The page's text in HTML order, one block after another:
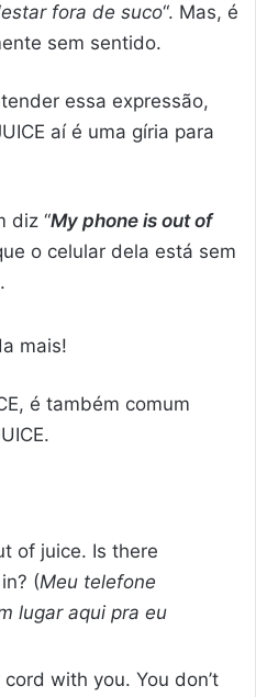
estar fora de suco“. Mas, é
sem sentido.
essa expressão,
aí é uma gíria para
diz “My phone is out of
o celular dela está sem
mais!
é também comum
of juice. Is there
(Meu telefone
lugar aqui pra eu
with you. You don’t